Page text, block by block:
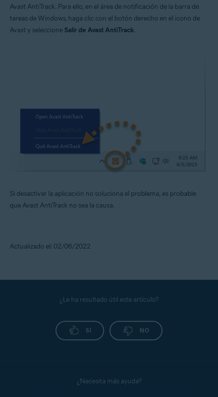
Avast AntiTrack. Para ello, en el área de notificación de la barra de
tareas de Windows, haga clic con el botón derecho en el icono de
Avast y seleccione Salir de Avast AntiTrack.
Si desactivar la aplicación no soluciona el problema, es probable
que Avast AntiTrack no sea la causa.
Actualizado el: 02/06/2022
¿Le ha resultado útil este artículo?
SÍ NO
¿Necesita más ayuda?